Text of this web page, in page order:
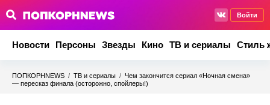
Войти
Новости Персоны Звезды Кино ТВ и сериалы Стиль
ПОПКОРНNEWS / ТВ и сериалы / Чем закончится сериал «Ночная смена»
— пересказ финала (осторожно, спойлеры!)